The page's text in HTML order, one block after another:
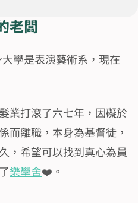
老闆
學是表演藝術系，現在
業打滾了六七年，因礙於
而離職，本身為基督徒，
，希望可以找到真心為員
樂學舍❤️。